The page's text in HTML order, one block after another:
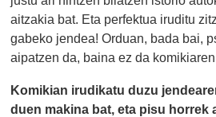
aitzakia bat. Eta perfektua iruditu
gabeko jendea! Orduan, bada bai,
aipatzen da, baina ez da
Komikian irudikatu duzu
duen makina bat, eta pisu horrek